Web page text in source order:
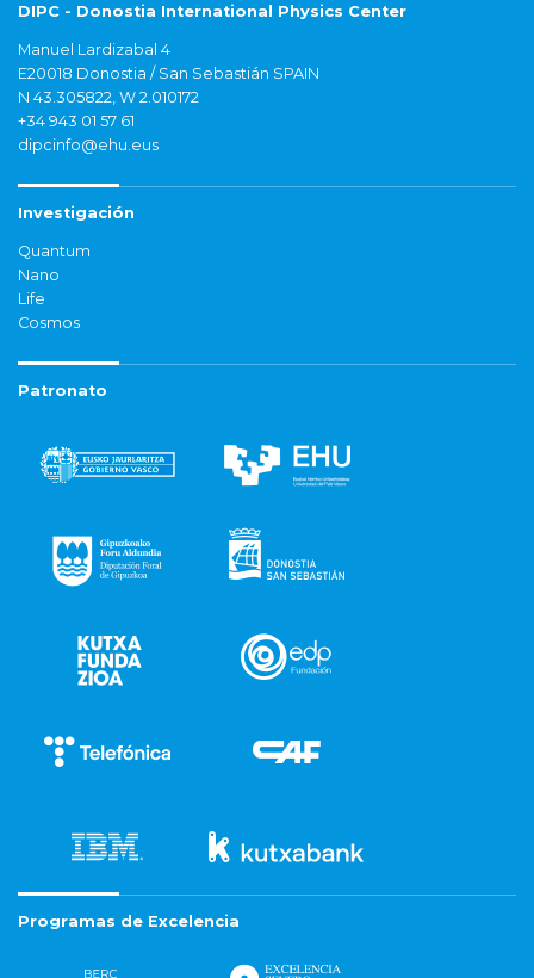
DIPC - Donostia International Physics Center
Manuel Lardizabal 4
E20018 Donostia / San Sebastián SPAIN
N 43.305822, W 2.010172
+34 943 01 57 61
dipcinfo@ehu.eus
Investigación
Quantum
Nano
Life
Cosmos
Patronato
Programas de Excelencia